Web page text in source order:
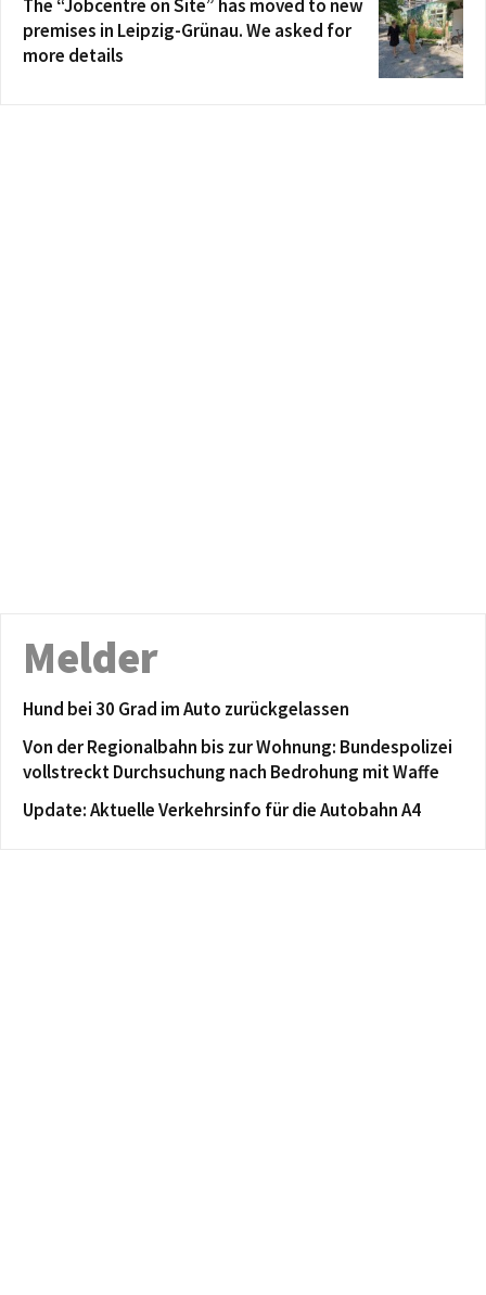
The “Jobcentre on Site” has moved to new
premises in Leipzig-Grünau. We asked for
more details
Melder
Hund bei 30 Grad im Auto zurückgelassen
Von der Regionalbahn bis zur Wohnung: Bundespolizei
vollstreckt Durchsuchung nach Bedrohung mit Waffe
Update: Aktuelle Verkehrsinfo für die Autobahn A4